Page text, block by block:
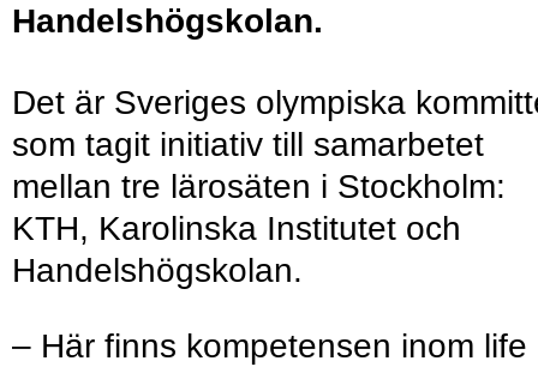
Handelshögskolan.
Det är Sveriges olympiska
som tagit initiativ till samarbetet
mellan tre lärosäten i Stockholm:
KTH, Karolinska Institutet och
Handelshögskolan.
– Här finns kompetensen inom life